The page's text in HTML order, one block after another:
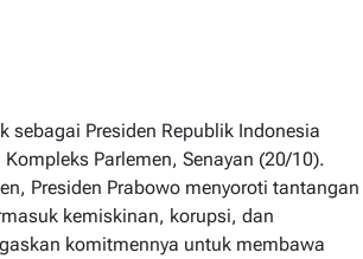
Presiden Republik Indonesia
Parlemen, Senayan (20/10).
Presiden Prabowo menyoroti tantangan
kemiskinan, korupsi, dan
komitmennya untuk membawa